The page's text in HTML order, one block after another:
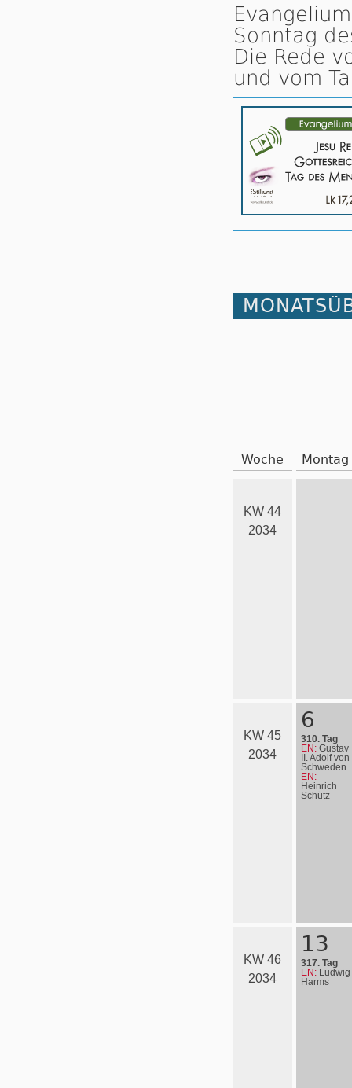
Sonntag
Die Rede
und vom
Woche Montag
KW 44
2034
KW 45
2034
6
310. Tag
EN: Gustav
II. Adolf von
Schweden
EN:
Heinrich
Schütz
KW 46
2034
13
317. Tag
EN: Ludwig
Harms